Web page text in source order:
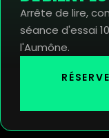
Arrête de lire,
séance d'essai
l'Aumône.